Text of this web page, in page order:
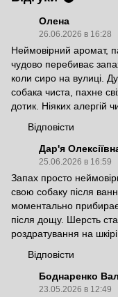
Олена
26.06.2026 в 16:28
Неймовірний аромат,
чудово перебиває
коли сиро на вулиці.
собака чиста, пахне
дотик. Ніяких
Відповісти
Дар'я
25.06.2026 в 16:59
Запах просто
свою собаку після
моментально
після дощу. Шерсть
роздратування на
Відповісти
Боднаренко
23.05.2026 в 12:49